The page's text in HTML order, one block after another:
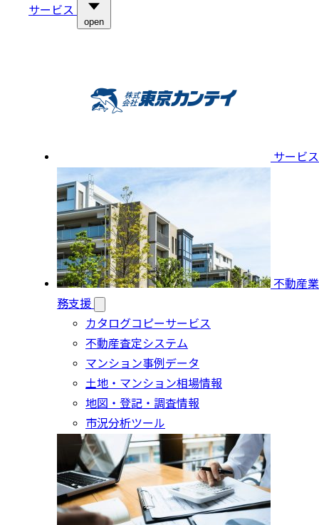
サービス
open
サービス
不動産業
務支援
カタログコピーサービス
不動産査定システム
マンション事例データ
土地・マンション相場情報
地図・登記・調査情報
市況分析ツール